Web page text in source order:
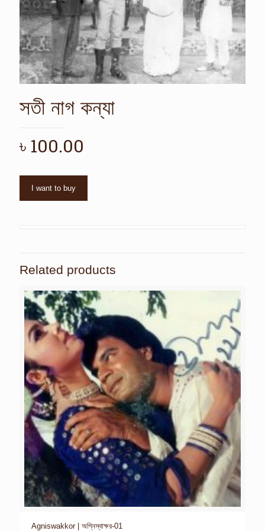
সতী নাগ কন্যা
৳ 100.00
I want to buy
Related products
Agniswakkor | অগ্নিস্বাক্ষর-01